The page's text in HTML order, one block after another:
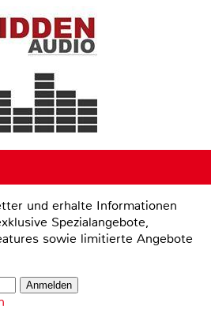
und erhalte Informationen
Spezialangebote,
sowie limitierte Angebote